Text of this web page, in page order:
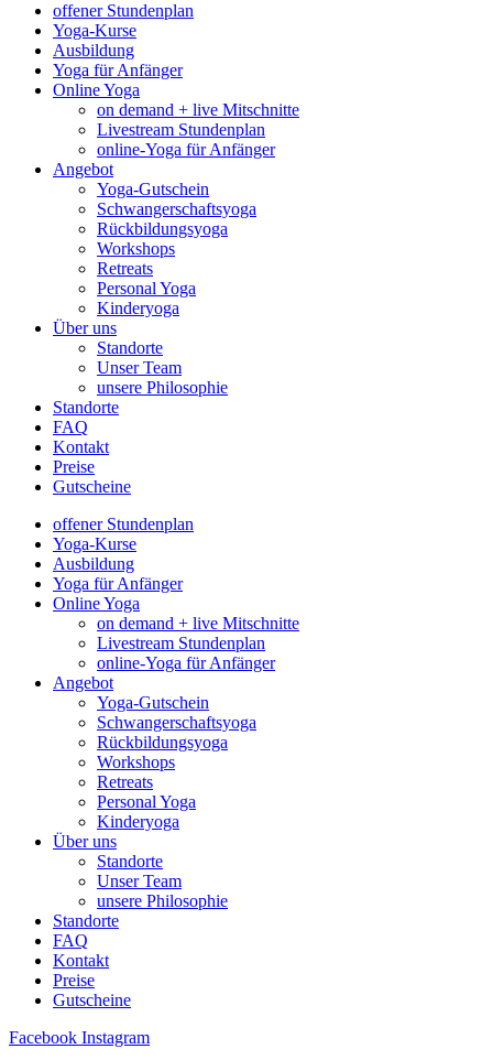
offener Stundenplan
Yoga-Kurse
Ausbildung
Yoga für Anfänger
Online Yoga
on demand + live Mitschnitte
Livestream Stundenplan
online-Yoga für Anfänger
Angebot
Yoga-Gutschein
Schwangerschaftsyoga
Rückbildungsyoga
Workshops
Retreats
Personal Yoga
Kinderyoga
Über uns
Standorte
Unser Team
unsere Philosophie
Standorte
FAQ
Kontakt
Preise
Gutscheine
offener Stundenplan
Yoga-Kurse
Ausbildung
Yoga für Anfänger
Online Yoga
on demand + live Mitschnitte
Livestream Stundenplan
online-Yoga für Anfänger
Angebot
Yoga-Gutschein
Schwangerschaftsyoga
Rückbildungsyoga
Workshops
Retreats
Personal Yoga
Kinderyoga
Über uns
Standorte
Unser Team
unsere Philosophie
Standorte
FAQ
Kontakt
Preise
Gutscheine
Facebook Instagram